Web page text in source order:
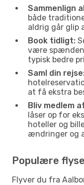
Sammenlign
både
aldrig går glip
Book tidligt:
være
typisk bedre
Saml din
at få ekstra
Bliv medlem
låser op for
hoteller og
ændringer og
Populære
Flyver du fra